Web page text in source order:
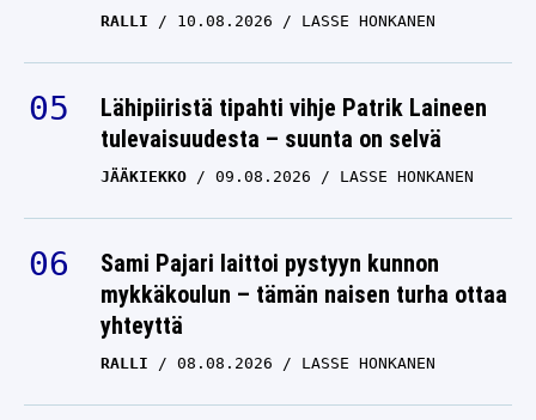
RALLI 10.08.2026 LASSE HONKANEN
Lähipiiristä tipahti vihje Patrik Laineen
tulevaisuudesta – suunta on selvä
JÄÄKIEKKO 09.08.2026 LASSE HONKANEN
Sami Pajari laittoi pystyyn kunnon
mykkäkoulun – tämän naisen turha ottaa
yhteyttä
RALLI 08.08.2026 LASSE HONKANEN